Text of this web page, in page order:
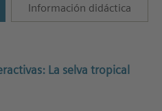
Información didáctica
La selva tropical